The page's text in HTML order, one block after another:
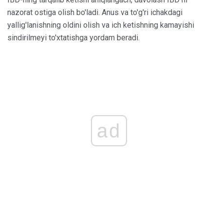
nazorat ostiga olish bo'ladi. Anus va to'g'ri ichakdagi
yallig'lanishning oldini olish va ich ketishning kamayishi
sindirilmeyi to'xtatishga yordam beradi.
ad